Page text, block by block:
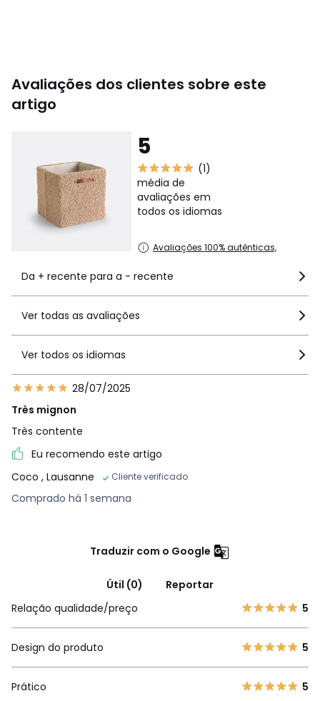
Avaliações dos clientes sobre este
artigo
5
(1)
média de
avaliações em
todos os idiomas
Avaliações 100% autênticas,
Da + recente para a - recente
Ver todas as avaliações
Ver todos os idiomas
28/07/2025
Très mignon
Très contente
Eu recomendo este artigo
Coco , Lausanne Cliente verificado
Comprado há 1 semana
Traduzir com o Google
Útil (0)
Reportar
Relação qualidade/preço
5
Design do produto 5
Prático 5